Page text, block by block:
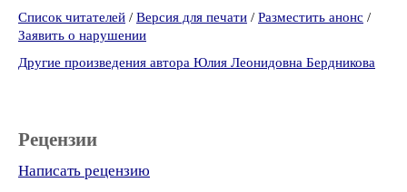
Список читателей / Версия для печати / Разместить анонс /
Заявить о нарушении
Другие произведения автора Юлия Леонидовна Бердникова
Рецензии
Написать рецензию